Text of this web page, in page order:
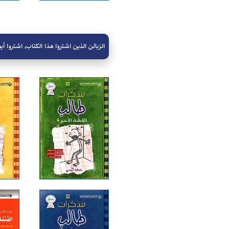
الزبائن الذين اشتروا هذا الكتاب، اشتروا